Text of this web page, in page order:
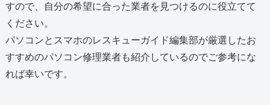
すので、自分の希望に合った業者を見つけるのに役立てて
ください。
パソコンとスマホのレスキューガイド編集部が厳選したお
すすめのパソコン修理業者も紹介しているのでご参考にな
れば幸いです。